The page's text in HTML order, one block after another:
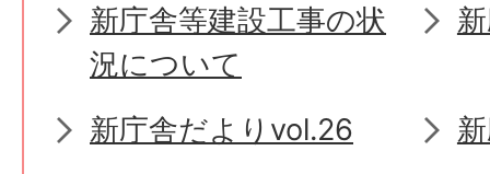
新庁舎等建設工事の状
況について
新庁舎だよりvol.26